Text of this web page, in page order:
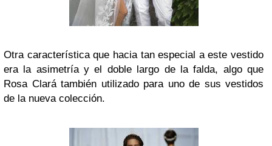
Otra característica que hacia tan especial a este vestido
era la asimetría y el doble largo de la falda, algo que
Rosa Clará también utilizado para uno de sus vestidos
de la nueva colección.